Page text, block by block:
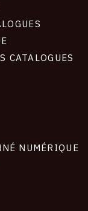
CATALOGUES
NUMÉRIQUE